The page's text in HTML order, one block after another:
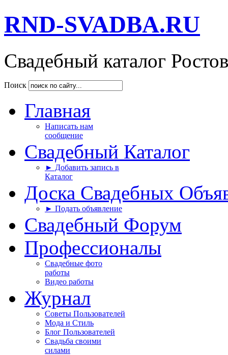
RND-SVADBA.RU
Свадебный каталог
Поиск
Главная
Написать нам
сообщение
Свадебный Каталог
► Добавить запись в
Каталог
Доска Свадебных
► Подать объявление
Свадебный Форум
Профессионалы
Свадебные фото
работы
Видео работы
Журнал
Советы Пользователей
Мода и Стиль
Блог Пользователей
Свадьба своими
силами